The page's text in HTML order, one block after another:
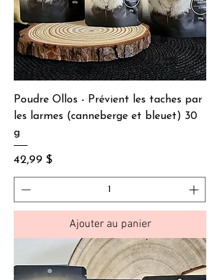
Poudre Ollos - Prévient les taches par
les larmes (canneberge et bleuet) 30
g
Prix
42,99 $
Ajouter au panier